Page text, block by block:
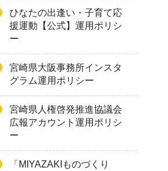
ひなたの出逢い・子育て応
援運動【公式】運用ポリシ
ー
宮崎県大阪事務所インスタ
グラム運用ポリシー
宮崎県人権啓発推進協議会
広報アカウント運用ポリシ
ー
「MIYAZAKIものづくり